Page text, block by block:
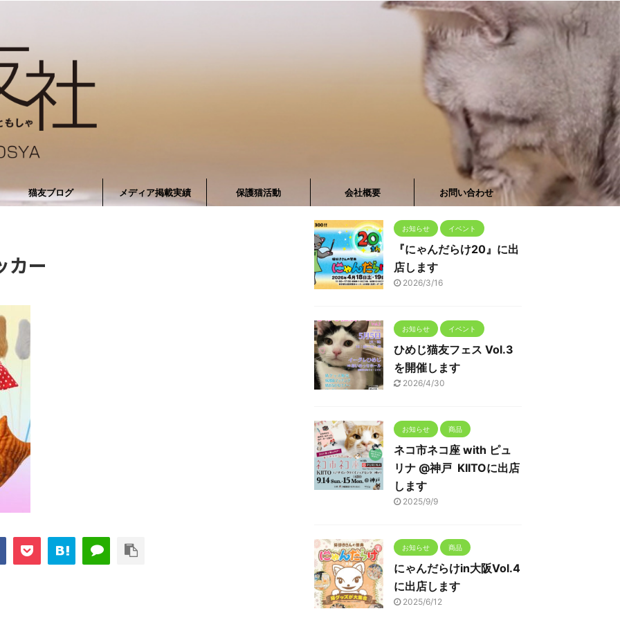
猫友ブログ メディア掲載実績 保護猫活動 会社概要 お問い合わせ
ー
お知らせ イベント
『にゃんだらけ20』に出
店します
2026/3/16
お知らせ イベント
ひめじ猫友フェス Vol.3
を開催します
2026/4/30
お知らせ 商品
ネコ市ネコ座 with ピュ
リナ @神戸 KIITOに出店
します
2025/9/9
お知らせ 商品
にゃんだらけin大阪Vol.4
に出店します
2025/6/12